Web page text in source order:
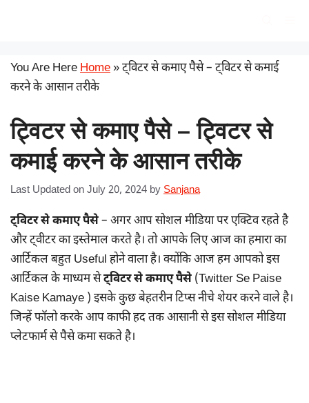
You Are HereHome»ट्विटर से कमाए पैसे – ट्विटर से कमाई
करने के आसान तरीके
ट्विटर से कमाए पैसे – ट्विटर से
कमाई करने के आसान तरीके
Last Updated on July 20, 2024 by Sanjana
ट्विटर से कमाए पैसे– अगर आप सोशल मीडिया पर एक्टिव रहते है
और ट्वीटर का इस्तेमाल करते है। तो आपके लिए आज का हमारा का
आर्टिकल बहुत Useful होने वाला है। क्योंकि आज हम आपको इस
आर्टिकल के माध्यम सेट्विटर से कमाए पैसे (Twitter Se Paise
Kaise Kamaye ) इसके कुछ बेहतरीन टिप्स नीचे शेयर करने वाले है।
जिन्हें फॉलो करके आप काफी हद तक आसानी से इस सोशल मीडिया
प्लेटफार्म से पैसे कमा सकते है।